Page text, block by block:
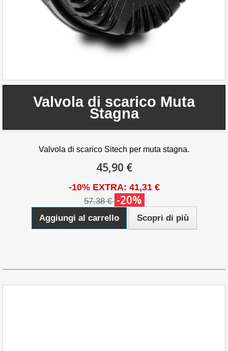
Valvola di scarico Muta
Stagna
Valvola di scarico Sitech per muta stagna.
45,90 €
-10% EXTRA: 41,31 €
57,38 € -20%
Aggiungi al carrello Scopri di più